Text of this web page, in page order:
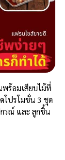
ร้อมเสียบไม้ที่
โปรโมชั่น 3 ชุด
รณ์ และ ลูกชิ้น